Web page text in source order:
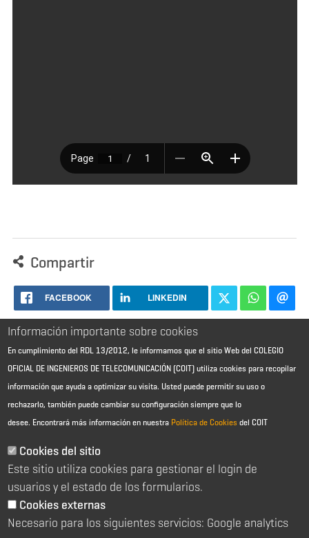
Compartir
FACEBOOK LINKEDIN
Aviso Legal - Información general
Política de cookies
Política de reembolso
Sitemap
C/ Almagro 2 1º Izqda 28010 Madrid
Información importante sobre cookies
En cumplimiento del RDL 13/2012, le informamos que el sitio Web del COLEGIO
OFICIAL DE INGENIEROS DE TELECOMUNICACIÓN (COIT) utiliza cookies para recopilar
información que ayuda a optimizar su visita. Usted puede permitir su uso o
rechazarlo, también puede cambiar su configuración siempre que lo
desee. Encontrará más información en nuestra Política de Cookies del COIT
Cookies del sitio
Este sitio utiliza cookies para gestionar el login de
usuarios y el estado de los formularios.
Cookies externas
Necesario para los siguientes servicios: Google analytics